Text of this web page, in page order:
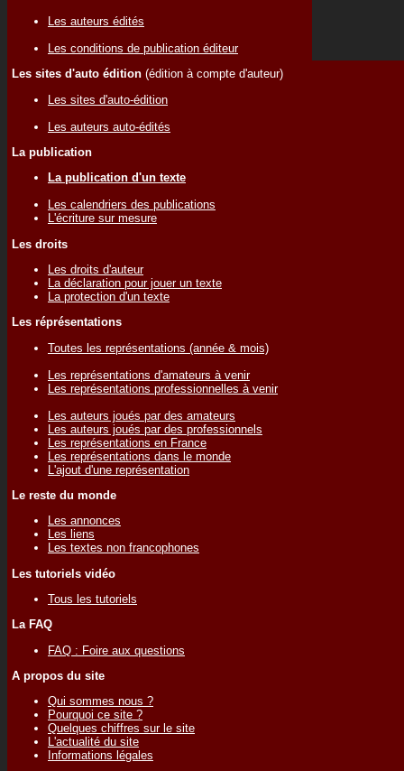
Les auteurs édités
Les conditions de publication éditeur
Les sites d'auto édition (édition à compte d'auteur)
Les sites d'auto-édition
Les auteurs auto-édités
La publication
La publication d'un texte
Les calendriers des publications
L'écriture sur mesure
Les droits
Les droits d'auteur
La déclaration pour jouer un texte
La protection d'un texte
Les réprésentations
Toutes les représentations (année & mois)
Les représentations d'amateurs à venir
Les représentations professionnelles à venir
Les auteurs joués par des amateurs
Les auteurs joués par des professionnels
Les représentations en France
Les représentations dans le monde
L'ajout d'une représentation
Le reste du monde
Les annonces
Les liens
Les textes non francophones
Les tutoriels vidéo
Tous les tutoriels
La FAQ
FAQ : Foire aux questions
A propos du site
Qui sommes nous ?
Pourquoi ce site ?
Quelques chiffres sur le site
L'actualité du site
Informations légales